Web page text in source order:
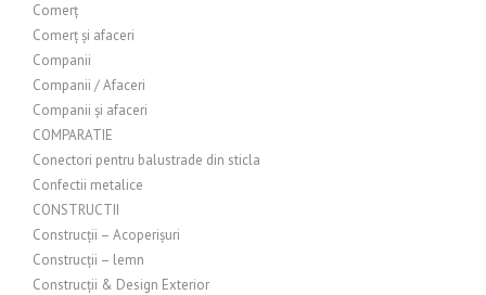
Comerț
Comerț și afaceri
Companii
Companii / Afaceri
Companii și afaceri
COMPARATIE
Conectori pentru balustrade din sticla
Confectii metalice
CONSTRUCTII
Construcții – Acoperișuri
Construcții – lemn
Construcții & Design Exterior